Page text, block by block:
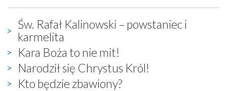
Św. Rafał Kalinowski – powstaniec i
karmelita
Kara Boża to nie mit!
Narodził się Chrystus Król!
Kto będzie zbawiony?